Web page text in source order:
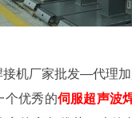
机厂家批发—代理加
个优秀的伺服超声波